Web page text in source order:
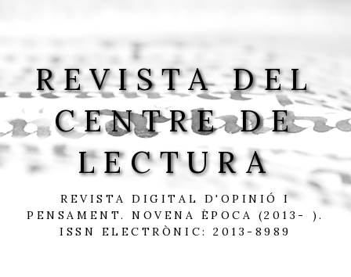
REVISTA DEL
CENTRE DE
LECTURA
REVISTA DIGITAL D'OPINIÓ I
PENSAMENT. NOVENA ÈPOCA (2013- ).
ISSN ELECTRÒNIC: 2013-8989